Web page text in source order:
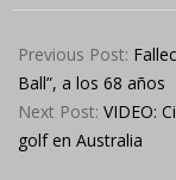
03-
08
Previous Post:
Ball”, a los 68 años
Next Post: VIDEO:
golf en Australia